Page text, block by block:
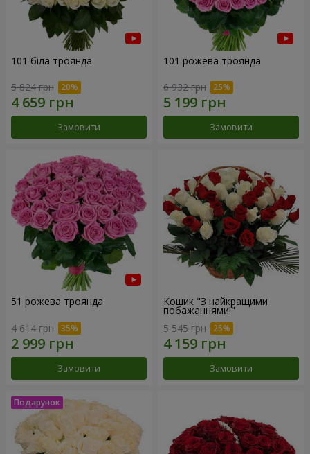
101 біла троянда
5 824 грн
Замовити
101 рожева троянда
6 932 грн
Замовити
51 рожева троянда
4 614 грн
Замовити
Кошик "З найкращими
побажаннями!"
5 545 грн
Замовити